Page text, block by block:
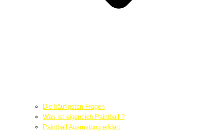
Die häufigsten Fragen
Was ist eigentlich Paintball ?
Paintball Ausrüstung erklärt